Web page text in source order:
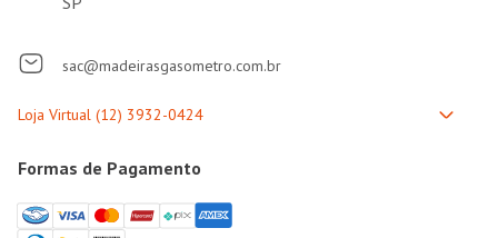
sac@madeirasgasometro.com.br
Formas de Pagamento